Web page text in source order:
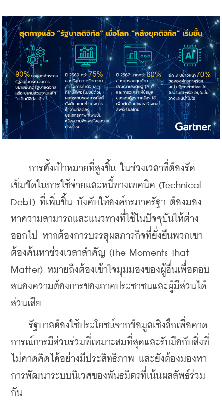
การตั้งเป้าหมายที่สูงขึ้น ในช่วงเวลาที่ต้องรัด
เข็มขัดในการใช้จ่ายและหนี้ทางเทคนิค (Technical
Debt) ที่เพิ่มขึ้น บังคับให้องค์กรภาครัฐฯ ต้องมอง
หาความสามารถและแนวทางที่ใช้ในปัจจุบันให้ต่าง
ออกไป หากต้องการบรรลุผลภารกิจที่ยั่งยืนพวกเขา
ต้องค้นหาช่วงเวลาสำคัญ (The Moments That
Matter) หมายถึงต้องเข้าใจมุมมองของผู้อื่นเพื่อตอบ
สนองความต้องการของภาคประชาชนและผู้มีส่วนได้
ส่วนเสีย
รัฐบาลต้องใช้ประโยชน์จากข้อมูลเชิงลึกเพื่อคาด
การณ์การมีส่วนร่วมที่เหมาะสมที่สุดและรับมือกับสิ่งที่
ไม่คาดคิดได้อย่างมีประสิทธิภาพ และยังต้องมองหา
การพัฒนาระบบนิเวศของพันธมิตรที่เน้นผลลัพธ์ร่วม
กัน